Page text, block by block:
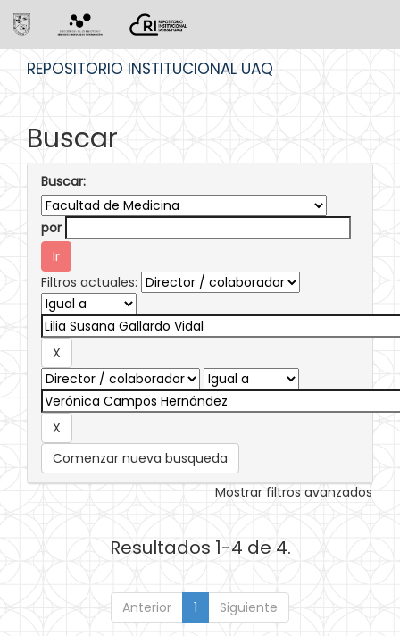
REPOSITORIO INSTITUCIONAL UAQ
Buscar
Buscar:
por
Filtros actuales:
Comenzar nueva busqueda
Mostrar filtros avanzados
Resultados 1-4 de 4.
Anterior 1 Siguiente